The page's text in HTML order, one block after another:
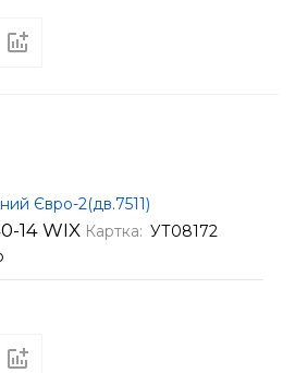
Євро-2(дв.7511)
14 WIX Картка: УТ08172